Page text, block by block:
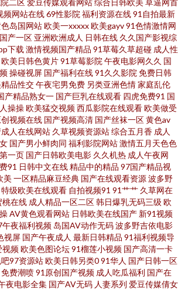
花 熟女丝袜91 操操色情到 玖玖综合资源 色色国产传
天天骚天天操 91做爱网 丰满人妻AV 九九这里都是
资源 91香蕉在线 福利二区 日本韩国毛片 伊人香集
区 日韩熟女资源网站 AV地址资源 九一免费在线观看
亚洲 超碰在线视屏 巨乳福利导航 日韩欧美国产综合
欧美老女肏屄视频 欧美呦呦性爱网 1024微拍 国产
午夜影院成人av www亚洲 久久嫩草精品 神马激情
轮9 青青草福利 影音先锋玖玖草 国产精品高潮久久
人免费电影 Av手机网址 久久综合 五月大香蕉伊 97
看 人人超色 91国产 国产精品入口果冻 欧美足足交
二区爱豆传媒观看网站综合日韩欧美 草逼网首
频网站在线69性影院 福利资源在线91自拍最新
岛国网站欧美一xxxxx欧美gayv91色情激情网
产一区 亚洲欧洲成人 日韩在线 久久国产影视综
下载 激情视频国产精品 91草莓久草超碰 成人性
欧美日韩色黄片91草莓影院 午夜电影网久久 国
操碰视屏 国产福利在线91久久影院 免费日韩
品性交午夜宅男免费 另类亚洲色情家庭乱伦
产精品熟女一 国产巨乳在线观看 四虎免费91 国
操操欧美猛交视频西瓜影院在线观看欧美做受
视频在线 国产视频高清 国产丝袜一区黄色av
人在线网站 久草视频资源站综合五月香 成人
国产男小鲜肉同 福利影院网站激情五月天色色
一页 国产日韩欧美电影 久久机热 成人午夜网
91 日韩中文在线精品中的精品 97国产精品视
美 一区精品麻豆经典 国产在线观看资源波多野
特级欧美在线观看 自拍视频91 91艹艹 久草网在
桃在线 成人精品一区二区韩日爆乳无码三级 欧
AV黄色观看网站 日韩欧美在线国产 新91视频
午夜福利视频 岛国AV动作无码波多野吉依电影
视屏 国产午夜成人 最新日韩精品 91福利视频导
视频欧美色图论坛91榴莲小视频 国产高清一卡
吧97资源站欧美日韩另类091华人 国产日韩一区
免费潮喷91原创国产视频 成人吃瓜福利 国产在
夜电影全集 国产AV无码 人妻系列 爱豆传媒倩女